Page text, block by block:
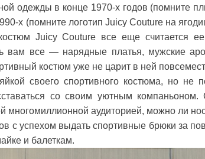
одежды в конце 1970-х годов (помните
х (помните логотип Juicy Couture на
Juicy Couture все еще считается
вам все — нарядные платья, мужские
костюм уже не царит в ней
своего спортивного костюма, но
со своим уютным
многомиллионной аудиторией, можно ли
с успехом выдать спортивные брюки за
и балеткам.